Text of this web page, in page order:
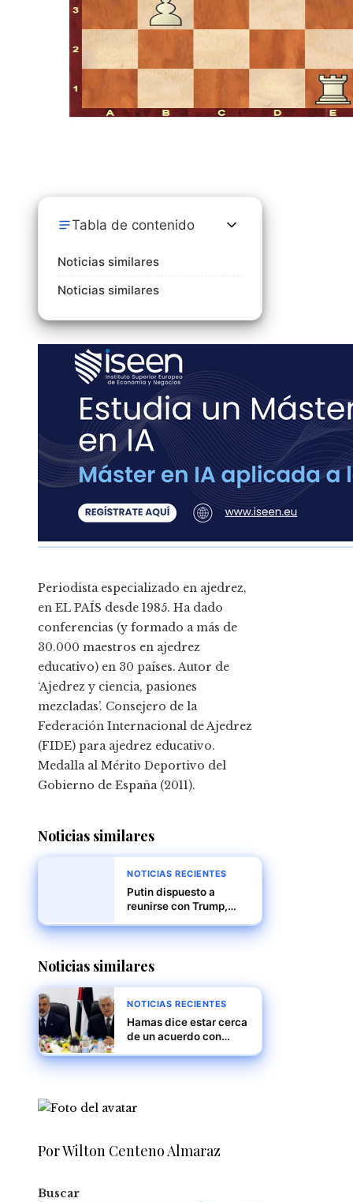
Tabla de contenido
Noticias similares
Noticias similares
Periodista especializado en ajedrez,
en EL PAÍS desde 1985. Ha dado
conferencias (y formado a más de
30.000 maestros en ajedrez
educativo) en 30 países. Autor de
‘Ajedrez y ciencia, pasiones
mezcladas’. Consejero de la
Federación Internacional de Ajedrez
(FIDE) para ajedrez educativo.
Medalla al Mérito Deportivo del
Gobierno de España (2011).
Noticias similares
NOTICIAS RECIENTES
Putin dispuesto a
reunirse con Trump,
concretos, según el
Noticias similares
NOTICIAS RECIENTES
Hamas dice estar cerca
de un acuerdo con
diferencias importantes
Por Wilton Centeno Almaraz
Buscar